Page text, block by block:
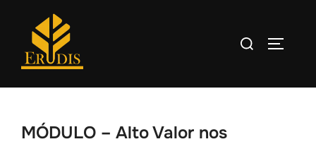
MÓDULO – Alto Valor nos